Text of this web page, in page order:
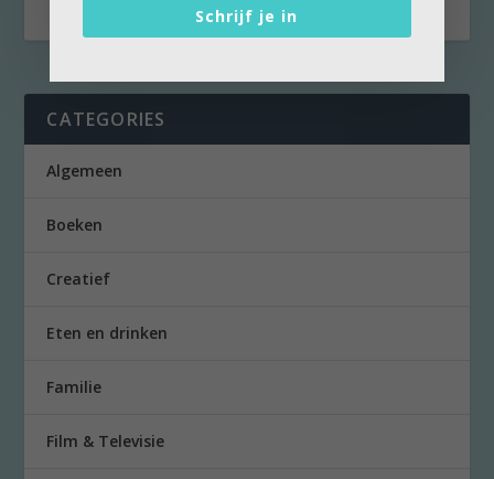
CATEGORIES
Algemeen
Boeken
Creatief
Eten en drinken
Familie
Film & Televisie
Schrijf je in